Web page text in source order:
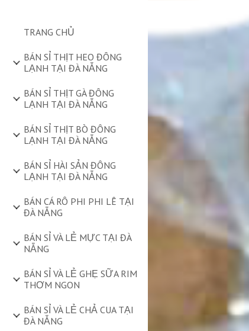
TRANG CHỦ
BÁN SỈ THỊT HEO ĐÔNG
LẠNH TẠI ĐÀ NẴNG
BÁN SỈ THỊT GÀ ĐÔNG
LẠNH TẠI ĐÀ NẴNG
BÁN SỈ THỊT BÒ ĐÔNG
LẠNH TẠI ĐÀ NẴNG
BÁN SỈ HÀI SẢN ĐÔNG
LẠNH TẠI ĐÀ NẴNG
BÁN CÁ RÔ PHI PHI LÊ TẠI
ĐÀ NẴNG
BÁN SỈ VÀ LẺ MỰC TẠI ĐÀ
NẴNG
BÁN SỈ VÀ LẺ GHẸ SỮA RIM
THƠM NGON
BÁN SỈ VÀ LẺ CHẢ CUA TẠI
ĐÀ NẴNG